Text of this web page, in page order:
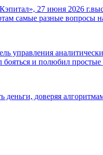
27 июня 2026
самые разные вопросы
управления
бояться и полюбил
деньги, доверяя